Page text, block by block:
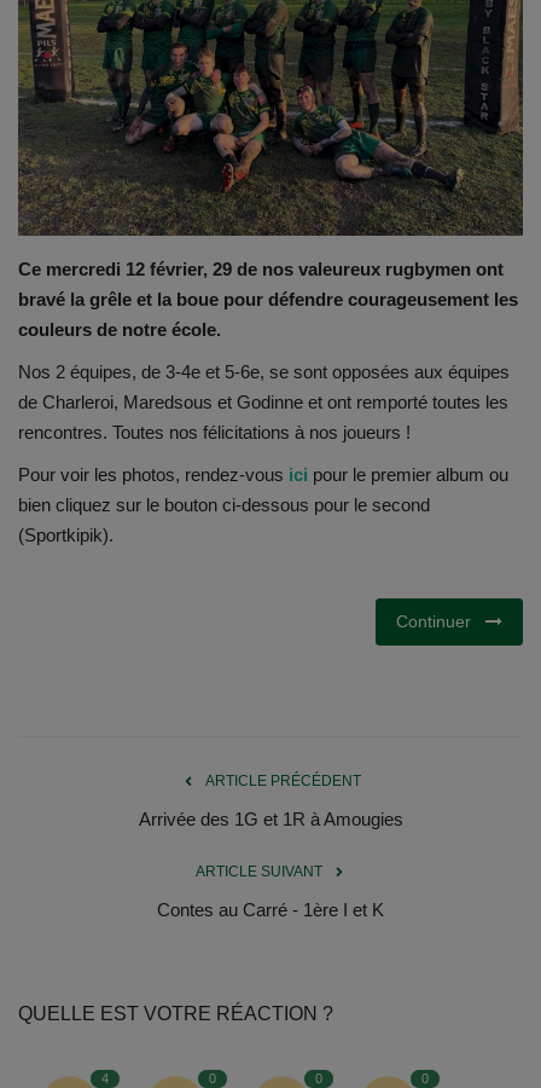
Emplois
Notre offre d'enseignement (2026)
Stages
Association des Parents
Offre d'enseignement & inscriptions
Ancien-ne-s du CES Saint-Vincent
Activation email
Internats
Documents
Ce mercredi 12 février, 29 de nos valeureux rugbymen ont
bravé la grêle et la boue pour défendre courageusement les
couleurs de notre école.
Nos 2 équipes, de 3-4e et 5-6e, se sont opposées aux équipes
de Charleroi, Maredsous et Godinne et ont remporté toutes les
rencontres. Toutes nos félicitations à nos joueurs !
Pour voir les photos, rendez-vous ici pour le premier album ou
bien cliquez sur le bouton ci-dessous pour le second
(Sportkipik).
Continuer
ARTICLE PRÉCÉDENT
Arrivée des 1G et 1R à Amougies
ARTICLE SUIVANT
Contes au Carré - 1ère I et K
QUELLE EST VOTRE RÉACTION ?
4 0 0 0